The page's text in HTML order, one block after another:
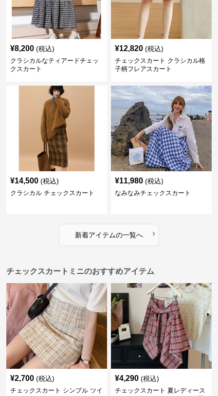
¥8,200 (税込)
クラシカルなティアードチェッ
クスカート
¥12,820 (税込)
チェックスカート クラシカル格
子柄フレアスカート
¥14,500 (税込)
クラシカル チェックスカート
¥11,980 (税込)
なみなみチェックスカート
新着アイテムの一覧へ ›
チェックスカートミニのおすすめアイテム
¥2,700 (税込)
チェックスカート シンプル ツイ
¥4,290 (税込)
チェックスカート 夏レディース